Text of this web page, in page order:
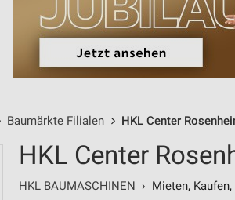
Baumärkte Filialen HKL Center
HKL Center
HKL BAUMASCHINEN › Mieten,